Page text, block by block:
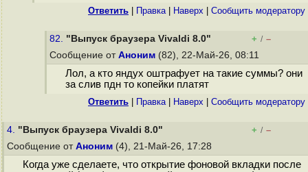
Ответить Правка| Наверх Cообщить модератору
82. "Выпуск браузера Vivaldi 8.0" + / –
Сообщение от Аноним (82), 22-Май-26, 08:11
Лол, а кто яндух оштрафует на такие суммы? они
за слив пдн то копейки платят
Ответить Правка| Наверх Cообщить модератору
4. "Выпуск браузера Vivaldi 8.0" + / –
Сообщение от Аноним (4), 21-Май-26, 17:28
Когда уже сделаете, что открытие фоновой вкладки после